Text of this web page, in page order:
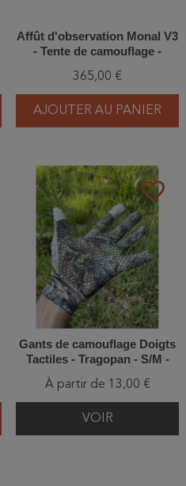
Affût d'observation Monal V3
- Tente de camouflage -
365,00 €
AJOUTER AU PANIER
favorite_border
Gants de camouflage Doigts
Tactiles - Tragopan - S/M -
À partir de 13,00 €
VOIR